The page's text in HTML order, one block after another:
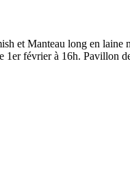
et Manteau long en
février à 16h. Pavillon